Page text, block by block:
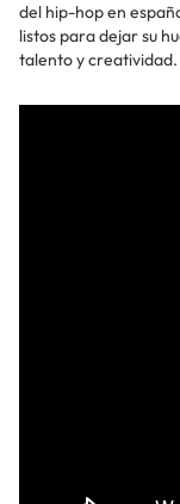
del hip-hop en
listos para dejar su
talento y creatividad.